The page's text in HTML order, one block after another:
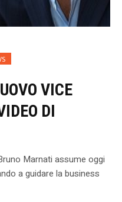
VICE
DI
Marnati assume oggi
a guidare la business